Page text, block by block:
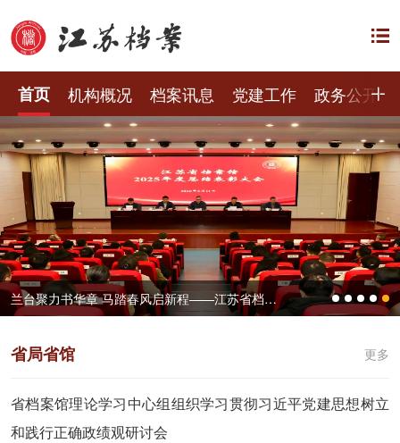
首页 机构概况 档案讯息 党建工作 政务公开
兰台聚力书华章 马踏春风启新程——江苏省档案馆召开2025年度总结表彰大会
省局省馆 更多
省档案馆理论学习中心组组织学习贯彻习近平党建思想树立
和践行正确政绩观研讨会